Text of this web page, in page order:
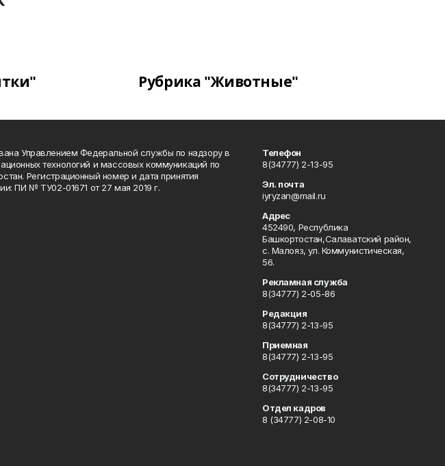
Рубрика "Животные"
Управлением Федеральной службы по надзору в
технологий и массовых коммуникаций по
Регистрационный номер и дата принятия
ПИ № ТУ02-01671 от 27 мая 2019 г.
Телефон
8(34777) 2-13-95
Эл. почта
iyryzan@mail.ru
Адрес
452490, Республика
Башкортостан,Салаватский район,
с. Малояз, ул. Коммунистическая,
56.
Рекламная служба
8(34777) 2-05-86
Редакция
8(34777) 2-13-95
Приемная
8(34777) 2-13-95
Сотрудничество
8(34777) 2-13-95
Отдел кадров
8 (34777) 2-08-10